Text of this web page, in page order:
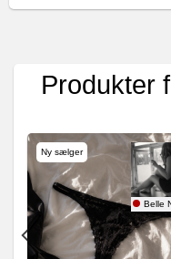
Produkter
Ny sælger
Belle